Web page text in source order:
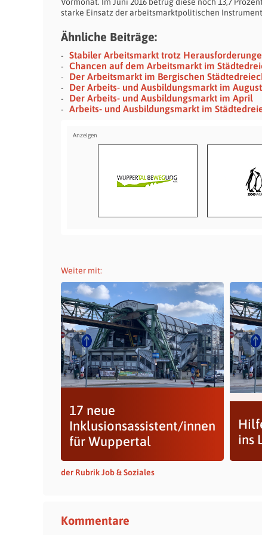
starke Einsatz der arbeitsmarktpolitischen
Ähnliche Beiträge:
Stabiler Arbeitsmarkt trotz
Chancen auf dem Arbeitsmarkt im
Der Arbeitsmarkt im Bergischen
Der Arbeits- und Ausbildungsmarkt im August
Der Arbeits- und Ausbildungsmarkt im April
Arbeits- und Ausbildungsmarkt im
Weiter mit:
17 neue
Inklusionsassistent/innen
für Wuppertal
ins
der Rubrik Job & Soziales
Kommentare